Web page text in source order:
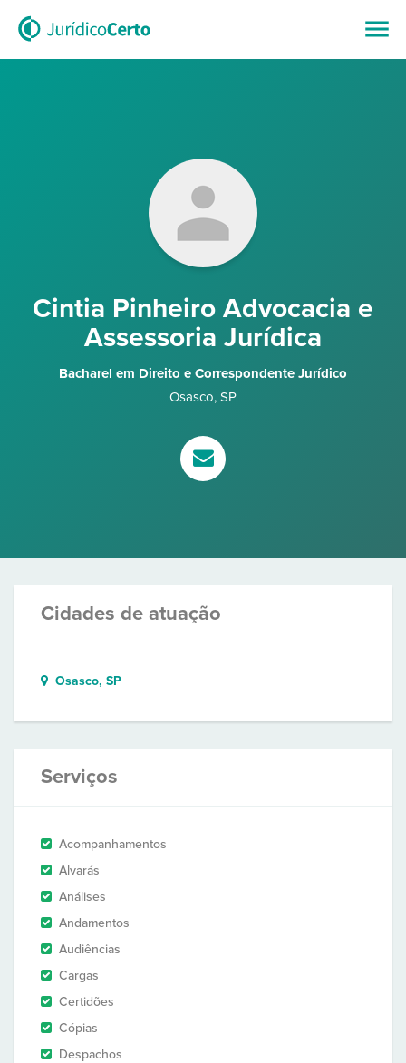
Cintia Pinheiro Advocacia e
Assessoria Jurídica
Bacharel em Direito e Correspondente Jurídico
Osasco, SP
Cidades de atuação
Osasco, SP
Serviços
Acompanhamentos
Alvarás
Análises
Andamentos
Audiências
Cargas
Certidões
Cópias
Despachos